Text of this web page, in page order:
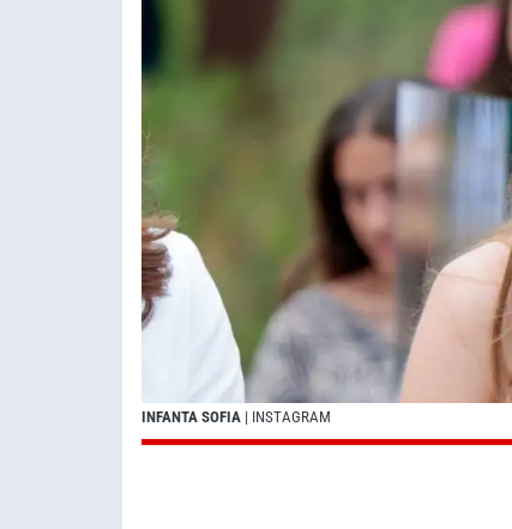
INFANTA SOFIA | INSTAGRAM